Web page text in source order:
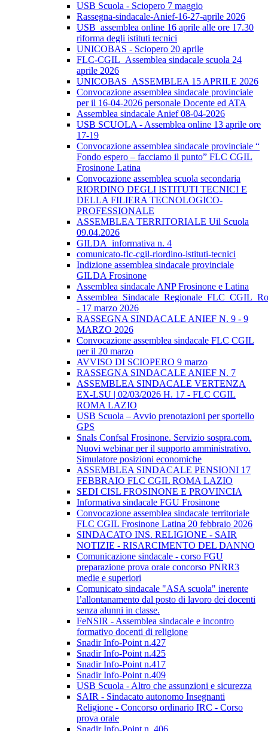
USB Scuola - Sciopero 7 maggio
Rassegna-sindacale-Anief-16-27-aprile 2026
USB_assemblea online 16 aprile alle ore 17.30
riforma degli istituti tecnici
UNICOBAS - Sciopero 20 aprile
FLC-CGIL_Assemblea sindacale scuola 24
aprile 2026
UNICOBAS_ASSEMBLEA 15 APRILE 2026
Convocazione assemblea sindacale provinciale
per il 16-04-2026 personale Docente ed ATA
Assemblea sindacale Anief 08-04-2026
USB SCUOLA - Assemblea online 13 aprile ore
17-19
Convocazione assemblea sindacale provinciale “
Fondo espero – facciamo il punto” FLC CGIL
Frosinone Latina
Convocazione assemblea scuola secondaria
RIORDINO DEGLI ISTITUTI TECNICI E
DELLA FILIERA TECNOLOGICO-
PROFESSIONALE
ASSEMBLEA TERRITORIALE Uil Scuola
09.04.2026
GILDA_informativa n. 4
comunicato-flc-cgil-riordino-istituti-tecnici
Indizione assemblea sindacale provinciale
GILDA Frosinone
Assemblea sindacale ANP Frosinone e Latina
- 17 marzo 2026
RASSEGNA SINDACALE ANIEF N. 9 - 9
MARZO 2026
Convocazione assemblea sindacale FLC CGIL
per il 20 marzo
AVVISO DI SCIOPERO 9 marzo
RASSEGNA SINDACALE ANIEF N. 7
ASSEMBLEA SINDACALE VERTENZA
EX-LSU | 02/03/2026 H. 17 - FLC CGIL
ROMA LAZIO
USB Scuola – Avvio prenotazioni per sportello
GPS
Snals Confsal Frosinone. Servizio sospra.com.
Nuovi webinar per il supporto amministrativo.
Simulatore posizioni economiche
ASSEMBLEA SINDACALE PENSIONI 17
FEBBRAIO FLC CGIL ROMA LAZIO
SEDI CISL FROSINONE E PROVINCIA
Informativa sindacale FGU Frosinone
Convocazione assemblea sindacale territoriale
FLC CGIL Frosinone Latina 20 febbraio 2026
SINDACATO INS. RELIGIONE - SAIR
NOTIZIE - RISARCIMENTO DEL DANNO
Comunicazione sindacale - corso FGU
preparazione prova orale concorso PNRR3
medie e superiori
Comunicato sindacale "ASA scuola" inerente
l’allontanamento dal posto di lavoro dei docenti
senza alunni in classe.
FeNSIR - Assemblea sindacale e incontro
formativo docenti di religione
Snadir Info-Point n.427
Snadir Info-Point n.425
Snadir Info-Point n.417
Snadir Info-Point n.409
USB Scuola - Altro che assunzioni e sicurezza
SAIR - Sindacato autonomo Insegnanti
Religione - Concorso ordinario IRC - Corso
prova orale